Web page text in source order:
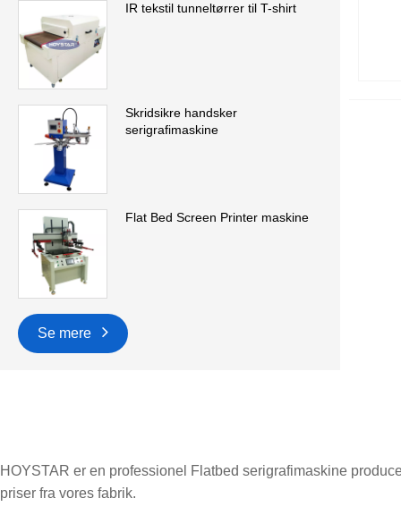
IR tekstil tunneltørrer til T-shirt
Skridsikre handsker
serigrafimaskine
Flat Bed Screen Printer maskine
Se mere
HOYSTAR er en professionel Flatbed serigrafimaskine
priser fra vores fabrik.